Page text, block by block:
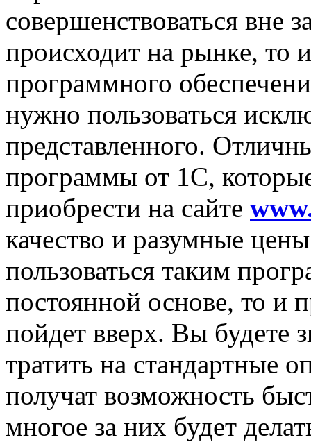
совершенствоваться вне
происходит на рынке, то
программного
нужно пользоваться
представленного.
программы от 1С,
приобрести на сайте
качество и разумные
пользоваться таким
постоянной основе, то и
пойдет вверх. Вы будете
тратить на стандартные
получат возможность
многое за них будет